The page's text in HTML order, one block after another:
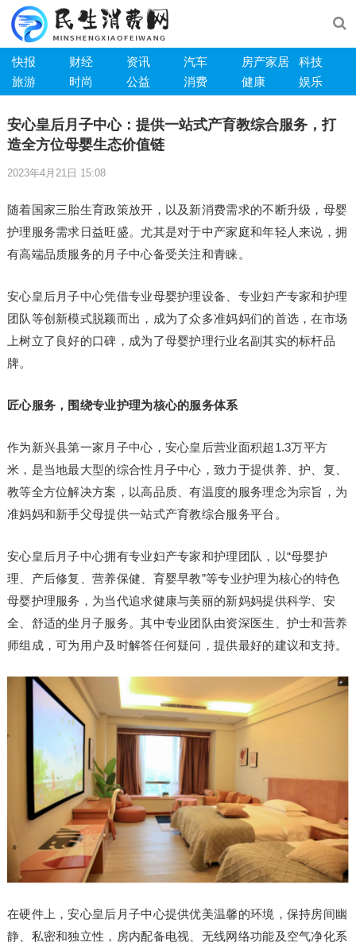
快报 财经 资讯 汽车 房产家居
科技
旅游
时尚 公益 消费 健康 娱乐
安心皇后月子中心：提供一站式产育教综合服务，打
造全方位母婴生态价值链
2023年4月21日 15:08
随着国家三胎生育政策放开，以及新消费需求的不断升级，母婴
护理服务需求日益旺盛。尤其是对于中产家庭和年轻人来说，拥
有高端品质服务的月子中心备受关注和青睐。
安心皇后月子中心凭借专业母婴护理设备、专业妇产专家和护理
团队等创新模式脱颖而出，成为了众多准妈妈们的首选，在市场
上树立了良好的口碑，成为了母婴护理行业名副其实的标杆品
牌。
匠心服务，围绕专业护理为核心的服务体系
作为新兴县第一家月子中心，安心皇后营业面积超1.3万平方
米，是当地最大型的综合性月子中心，致力于提供养、护、复、
教等全方位解决方案，以高品质、有温度的服务理念为宗旨，为
准妈妈和新手父母提供一站式产育教综合服务平台。
安心皇后月子中心拥有专业妇产专家和护理团队，以“母婴护
理、产后修复、营养保健、育婴早教”等专业护理为核心的特色
母婴护理服务，为当代追求健康与美丽的新妈妈提供科学、安
全、舒适的坐月子服务。其中专业团队由资深医生、护士和营养
师组成，可为用户及时解答任何疑问，提供最好的建议和支持。
在硬件上，安心皇后月子中心提供优美温馨的环境，保持房间幽
静、私密和独立性，房内配备电视、无线网络功能及空气净化系